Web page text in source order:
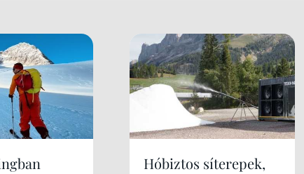
Hóbiztos síterepek,